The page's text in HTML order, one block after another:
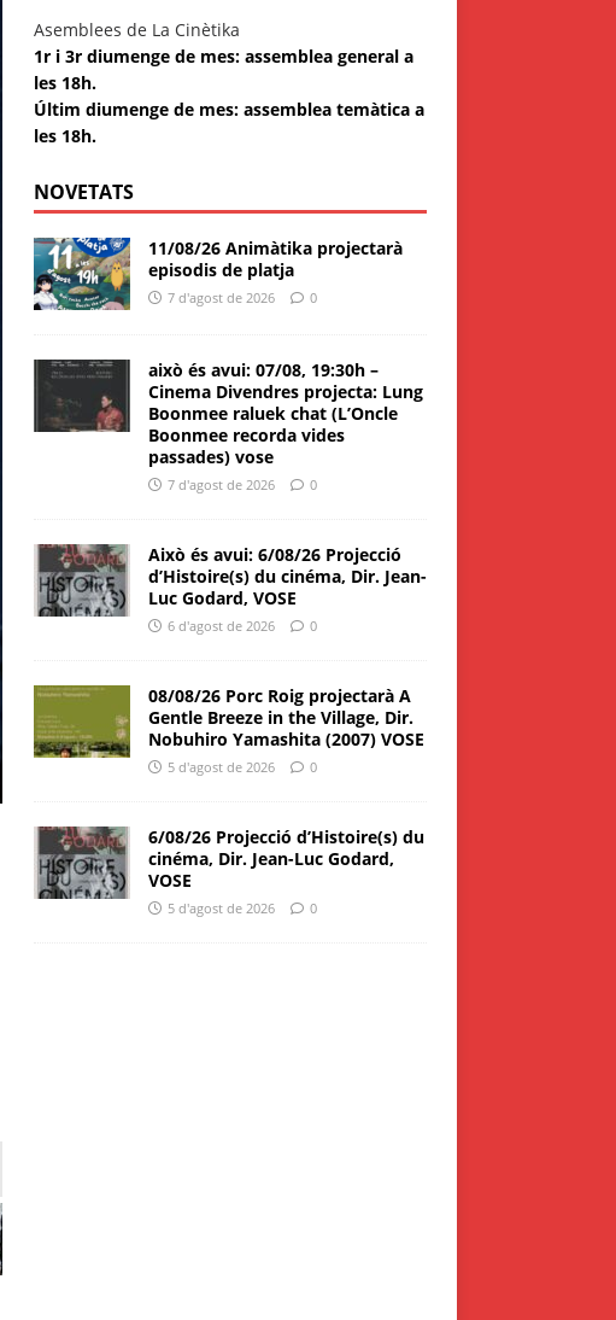
Asemblees de La Cinètika
1r i 3r diumenge de mes: assemblea general a
les 18h.
Últim diumenge de mes: assemblea temàtica a
les 18h.
NOVETATS
11/08/26 Animàtika projectarà
episodis de platja
7 d'agost de 2026 0
això és avui: 07/08, 19:30h –
Cinema Divendres projecta: Lung
Boonmee raluek chat (L’Oncle
Boonmee recorda vides
passades) vose
7 d'agost de 2026 0
Això és avui: 6/08/26 Projecció
d’Histoire(s) du cinéma, Dir. Jean-
Luc Godard, VOSE
6 d'agost de 2026 0
08/08/26 Porc Roig projectarà A
Gentle Breeze in the Village, Dir.
Nobuhiro Yamashita (2007) VOSE
5 d'agost de 2026 0
6/08/26 Projecció d’Histoire(s) du
cinéma, Dir. Jean-Luc Godard,
VOSE
5 d'agost de 2026 0